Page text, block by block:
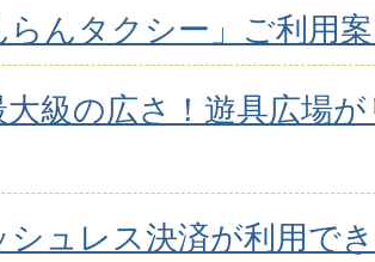
らんタクシー」ご利用
大級の広さ！遊具広場
シュレス決済が利用で